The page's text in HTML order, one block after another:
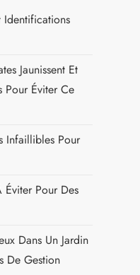
Identifications
Jaunissent Et
Pour Éviter Ce
Infaillibles Pour
Éviter Pour Des
Dans Un Jardin
De Gestion